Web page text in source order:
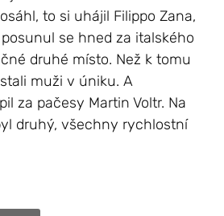
to si uhájil Filippo Zana,
se hned za italského
druhé místo. Než k tomu
muži v úniku. A
za pačesy Martin Voltr. Na
druhý, všechny rychlostní